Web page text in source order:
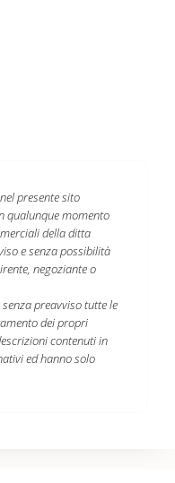
presente sito
qualunque momento
della ditta
e senza possibilità
negoziante o
preavviso tutte le
dei propri
contenuti in
ed hanno solo